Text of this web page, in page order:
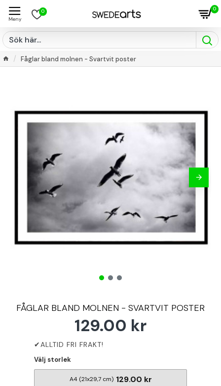
0 0
Fåglar bland molnen - Svartvit poster
FÅGLAR BLAND MOLNEN - SVARTVIT POSTER
129.00 kr
Välj storlek
A4 (21x29,7 cm) 129.00 kr